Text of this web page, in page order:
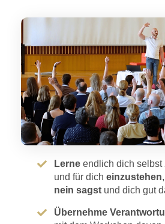
Lerne endlich dich selbst
und für dich einzustehen
nein sagst und dich gut
Übernehme